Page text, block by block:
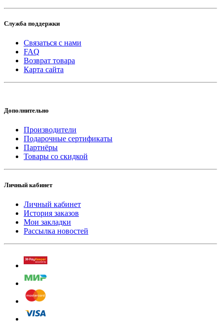
Служба поддержки
Связаться с нами
FAQ
Возврат товара
Карта сайта
Дополнительно
Производители
Подарочные сертификаты
Партнёры
Товары со скидкой
Личный кабинет
Личный кабинет
История заказов
Мои закладки
Рассылка новостей